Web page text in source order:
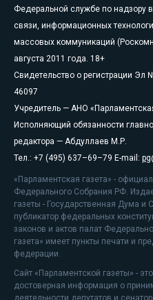
Федеральной службе по надзору
связи, информационных
массовых коммуникаций
августа 2011 года. 18+
Свидетельство о регистрации Эл
46097
Учредитель — АНО
Исполняющий обязанности
редактора — Абдуллаев М.Р.
Тел.: +7 (495) 637–69–79 E-mail:
«Парламентская газета» -
Федерального Собрания РФ.
газеты - Государственная Дума
публикатор федеральных
законов и актов палат
газета» имеет пункты печати и
федерации.
Сайт «Парламентской газеты» -
достоверная информация о